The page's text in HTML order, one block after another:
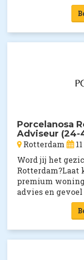
Porcelanosa
Adviseur (24-
Rotterdam
Word jij het
Rotterdam?Laat
premium
advies en